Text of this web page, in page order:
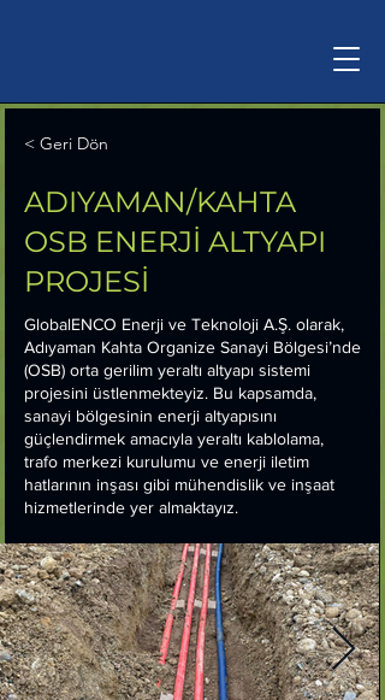
< Geri Dön
ADIYAMAN/KAHTA
OSB ENERJİ ALTYAPI
PROJESİ
GlobalENCO Enerji ve Teknoloji A.Ş. olarak,
Adıyaman Kahta Organize Sanayi Bölgesi’nde
(OSB) orta gerilim yeraltı altyapı sistemi
projesini üstlenmekteyiz. Bu kapsamda,
sanayi bölgesinin enerji altyapısını
güçlendirmek amacıyla yeraltı kablolama,
trafo merkezi kurulumu ve enerji iletim
hatlarının inşası gibi mühendislik ve inşaat
hizmetlerinde yer almaktayız.